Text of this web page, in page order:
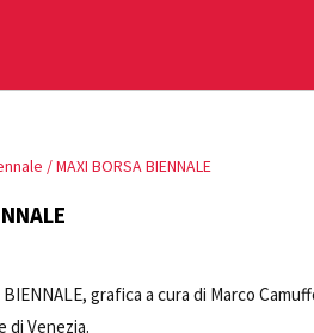
/ MAXI BORSA BIENNALE
grafica a cura di Marco
di Venezia.